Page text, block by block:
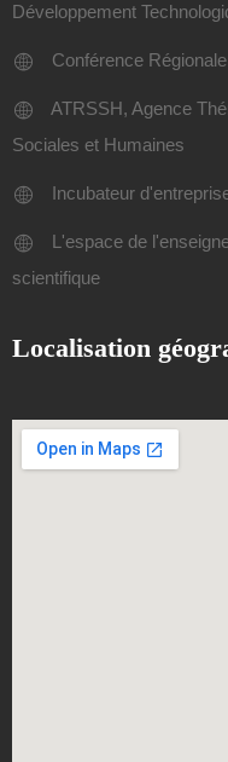
Développement
Conférence
ATRSSH, Agence
Sociales et Humaines
Incubateur
L'espace de
scientifique
Localisation